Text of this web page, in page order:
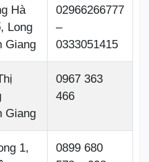
Hà
Long
Giang
02966266777
–
0333051415
Giang
0967 363
466
1,
0899 680